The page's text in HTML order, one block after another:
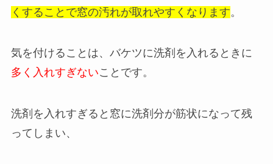
くすることで窓の汚れが取れやすくなります。
気を付けることは、バケツに洗剤を入れるときに
多く入れすぎないことです。
洗剤を入れすぎると窓に洗剤分が筋状になって残
ってしまい、